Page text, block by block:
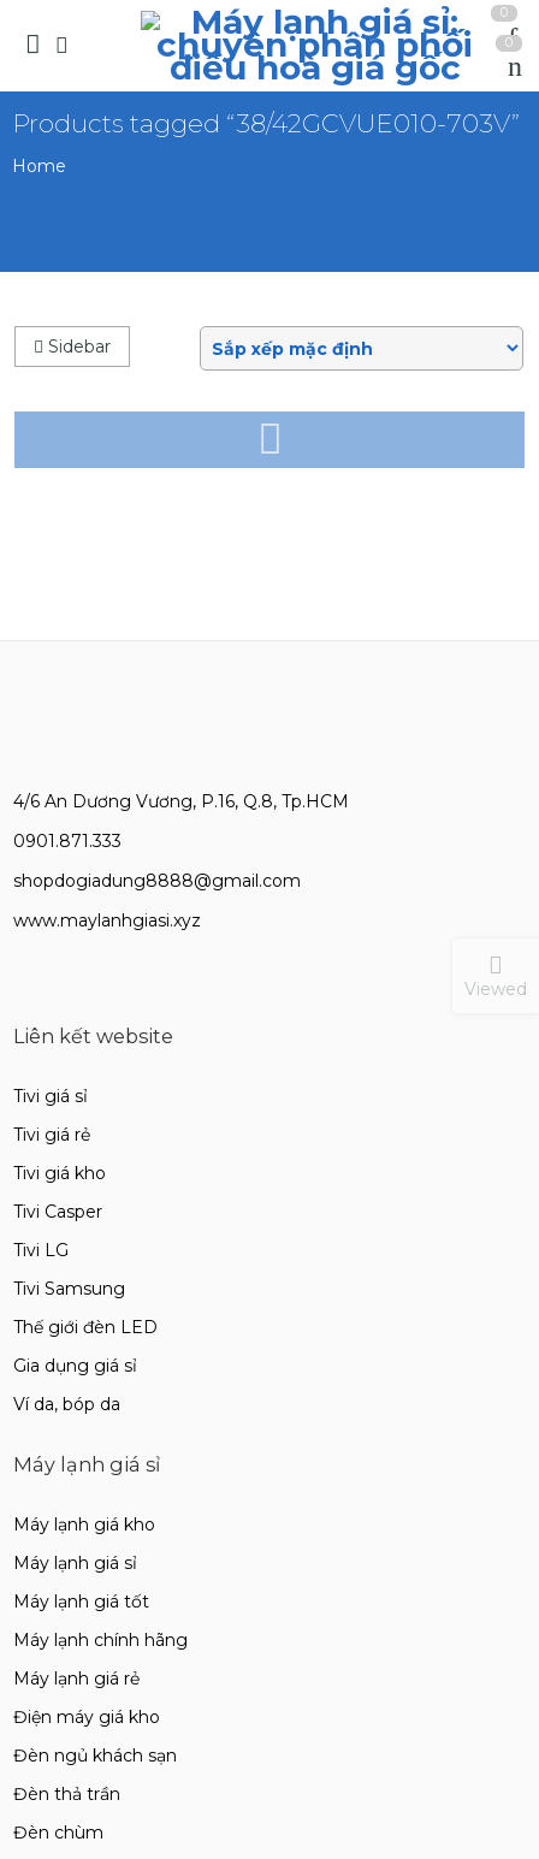
0
0
Products tagged “38/42GCVUE010-703V”
Home
Sidebar
4/6 An Dương Vương, P.16, Q.8, Tp.HCM
0901.871.333
shopdogiadung8888@gmail.com
www.maylanhgiasi.xyz
Liên kết website
Tivi giá sỉ
Tivi giá rẻ
Tivi giá kho
Tivi Casper
Tivi LG
Tivi Samsung
Thế giới đèn LED
Gia dụng giá sỉ
Ví da, bóp da
Máy lạnh giá sỉ
Máy lạnh giá kho
Máy lạnh giá sỉ
Máy lạnh giá tốt
Máy lạnh chính hãng
Máy lạnh giá rẻ
Điện máy giá kho
Đèn ngủ khách sạn
Đèn thả trần
Đèn chùm
Viewed